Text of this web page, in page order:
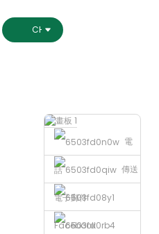
CHINESE TRADITIONAL
電
話 傳送
電子郵件
Facebook